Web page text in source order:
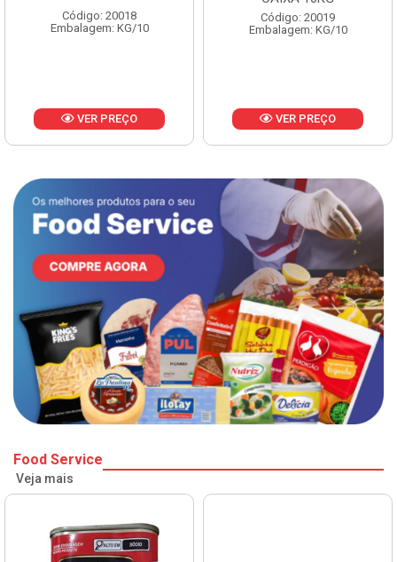
Código: 20019
Embalagem: KG/10
VER PREÇO
Código: 20161
Embalagem: KG/10
VER PREÇO
Food Service
Veja mais